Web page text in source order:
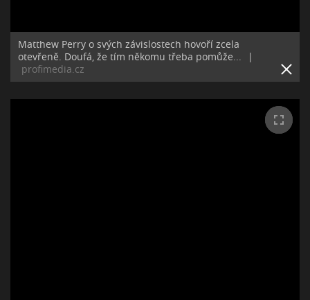
Matthew Perry o svých závislostech hovoří zcela
otevřeně. Doufá, že tím někomu třeba pomůže...
|
profimedia.cz